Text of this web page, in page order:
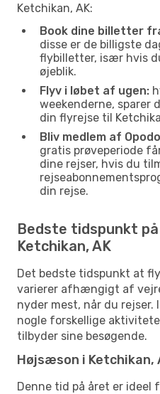
Ketchikan, AK:
Book dine billetter
disse er de billigste
flybilletter, især hvis
øjeblik.
Flyv i løbet af ugen:
weekenderne, sparer
din flyrejse til
Bliv medlem af
gratis prøveperiode
dine rejser, hvis du
din rejse.
Bedste tidspunkt
Ketchikan, AK
Det bedste tidspunkt at
varierer afhængigt af
nyder mest, når du
nogle forskellige
tilbyder sine besøgende.
Højsæson i Ketchikan,
Denne tid på året er ideel